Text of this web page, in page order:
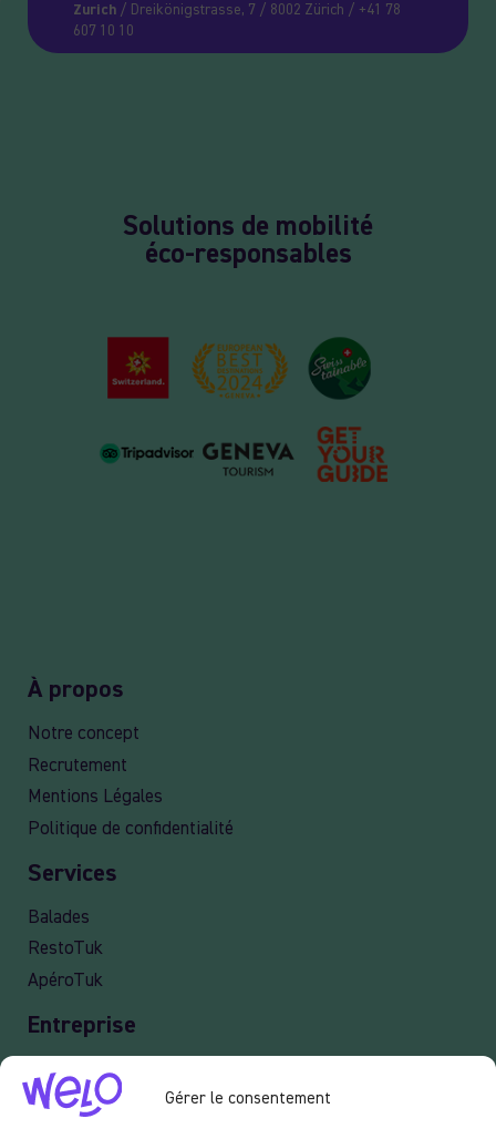
Gérer le consentement
Zurich/ Dreikönigstrasse, 7 / 8002 Zürich / +41 78
607 10 10
Solutions de mobilité
éco-responsables
À propos
Notre concept
Recrutement
Mentions Légales
Politique de confidentialité
Services
Balades
RestoTuk
ApéroTuk
Entreprise
Events
Services entreprises